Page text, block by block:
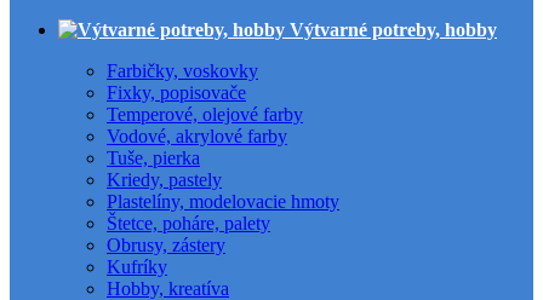
Výtvarné potreby, hobby
Farbičky, voskovky
Fixky, popisovače
Temperové, olejové farby
Vodové, akrylové farby
Tuše, pierka
Kriedy, pastely
Plastelíny, modelovacie hmoty
Štetce, poháre, palety
Obrusy, zástery
Kufríky
Hobby, kreatíva